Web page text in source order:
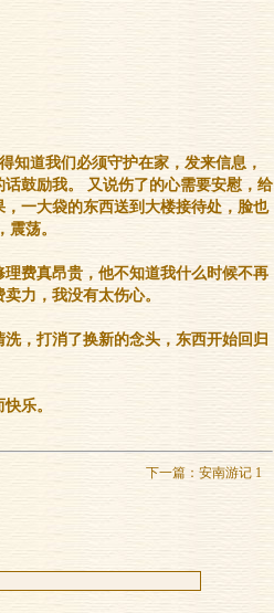
知道我们必须守护在家，发来信息，
鼓励我。 又说伤了的心需要安慰，给
一大袋的东西送到大楼接待处，脸也
荡。
费真昂贵，他不知道我什么时候不再
力，我没有太伤心。
，打消了换新的念头，东西开始回归
乐。
下一篇： 安南游记 1